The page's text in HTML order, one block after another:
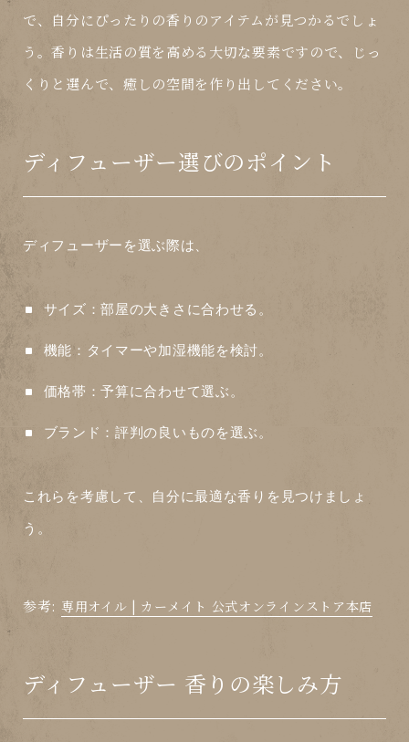
で、自分にぴったりの香りのアイテムが見つかるでしょ
う。香りは生活の質を高める大切な要素ですので、じっ
くりと選んで、癒しの空間を作り出してください。
ディフューザー選びのポイント
ディフューザーを選ぶ際は、
サイズ ：部屋の大きさに合わせる。
機能 ：タイマーや加湿機能を検討。
価格帯 ：予算に合わせて選ぶ。
ブランド ：評判の良いものを選ぶ。
これらを考慮して、自分に最適な香りを見つけましょ
う。
参考: 専用オイル | カーメイト 公式オンラインストア本店
ディフューザー 香りの楽しみ方